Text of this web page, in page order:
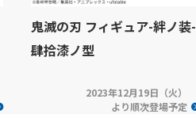
鬼滅の刃 フィギュア-絆ノ装-
肆拾漆ノ型
2023年12月19日（火）
より順次登場予定